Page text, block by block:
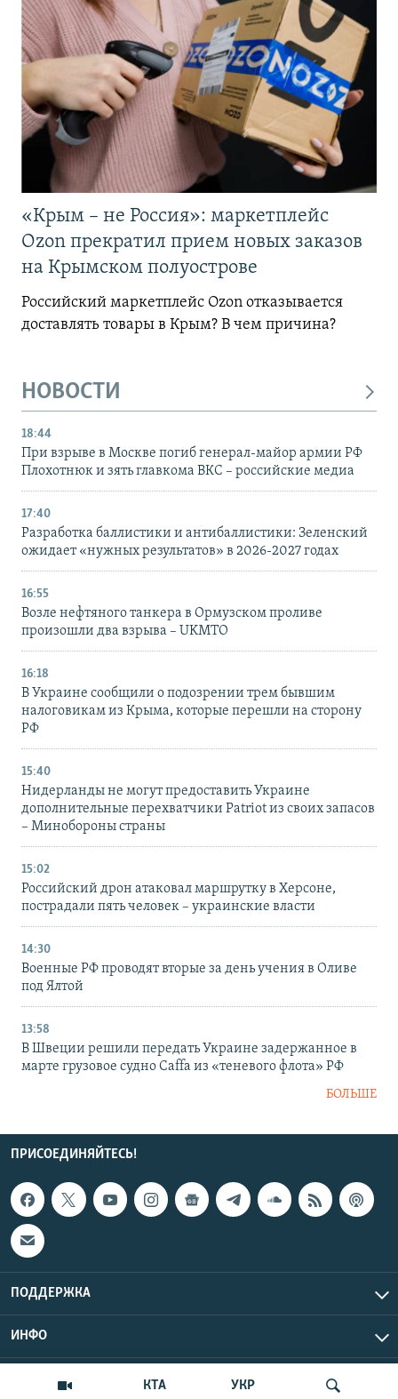
КТА УКР
«Крым – не Россия»: маркетплейс
Ozon прекратил прием новых заказов
на Крымском полуострове
Российский маркетплейс Ozon отказывается
доставлять товары в Крым? В чем причина?
НОВОСТИ
18:44
При взрыве в Москве погиб генерал-майор армии РФ
Плохотнюк и зять главкома ВКС – российские медиа
17:40
Разработка баллистики и антибаллистики: Зеленский
ожидает «нужных результатов» в 2026-2027 годах
16:55
Возле нефтяного танкера в Ормузском проливе
произошли два взрыва – UKMTO
16:18
В Украине сообщили о подозрении трем бывшим
налоговикам из Крыма, которые перешли на сторону
РФ
15:40
Нидерланды не могут предоставить Украине
дополнительные перехватчики Patriot из своих запасов
– Минобороны страны
15:02
Российский дрон атаковал маршрутку в Херсоне,
пострадали пять человек – украинские власти
14:30
Военные РФ проводят вторые за день учения в Оливе
под Ялтой
13:58
В Швеции решили передать Украине задержанное в
марте грузовое судно Caffa из «теневого флота» РФ
БОЛЬШЕ
ПРИСОЕДИНЯЙТЕСЬ!
ПОДДЕРЖКА
ИНФО
Copyright Крым.Реалии, 2026 | Все права защищены.
UTC+3